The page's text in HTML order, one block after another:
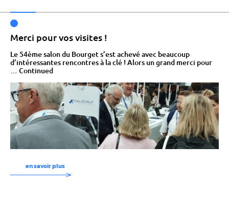
Merci pour vos visites !
Le 54ème salon du Bourget s’est achevé avec beaucoup
d’intéressantes rencontres à la clé ! Alors un grand merci pour
Continued
en savoir plus